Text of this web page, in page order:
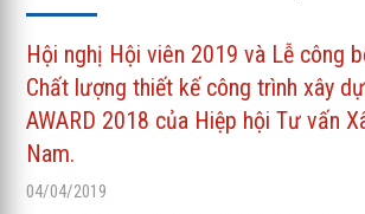
Hội nghị Hội viên 2019 và Lễ công
Chất lượng thiết kế công trình xây
AWARD 2018 của Hiệp hội Tư vấn
Nam.
04/04/2019